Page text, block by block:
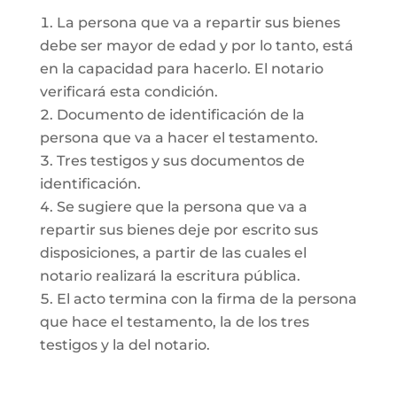
La persona que va a repartir sus bienes
debe ser mayor de edad y por lo tanto, está
en la capacidad para hacerlo. El notario
verificará esta condición.
Documento de identificación de la
persona que va a hacer el testamento.
Tres testigos y sus documentos de
identificación.
Se sugiere que la persona que va a
repartir sus bienes deje por escrito sus
disposiciones, a partir de las cuales el
notario realizará la escritura pública.
El acto termina con la firma de la persona
que hace el testamento, la de los tres
testigos y la del notario.